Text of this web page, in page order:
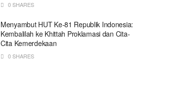
0 SHARES
Menyambut HUT Ke-81 Republik Indonesia:
Kembalilah ke Khittah Proklamasi dan Cita-
Cita Kemerdekaan
0 SHARES